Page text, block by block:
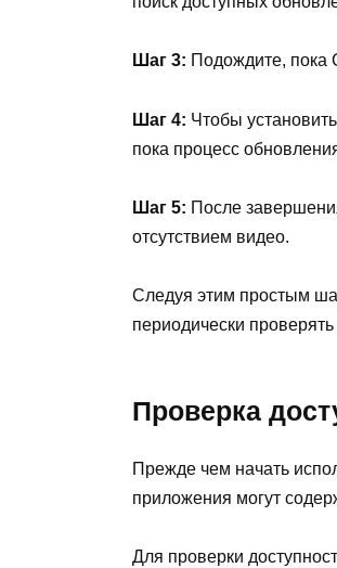
Шаг 3: Подождите, пока
Шаг 4: Чтобы
пока процесс
Шаг 5: После
отсутствием видео.
Следуя этим простым
периодически
Проверка
Прежде чем начать
приложения могут
Для проверки